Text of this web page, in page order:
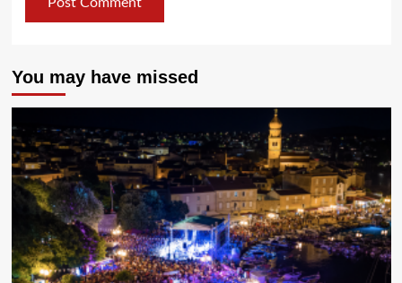
You may have missed